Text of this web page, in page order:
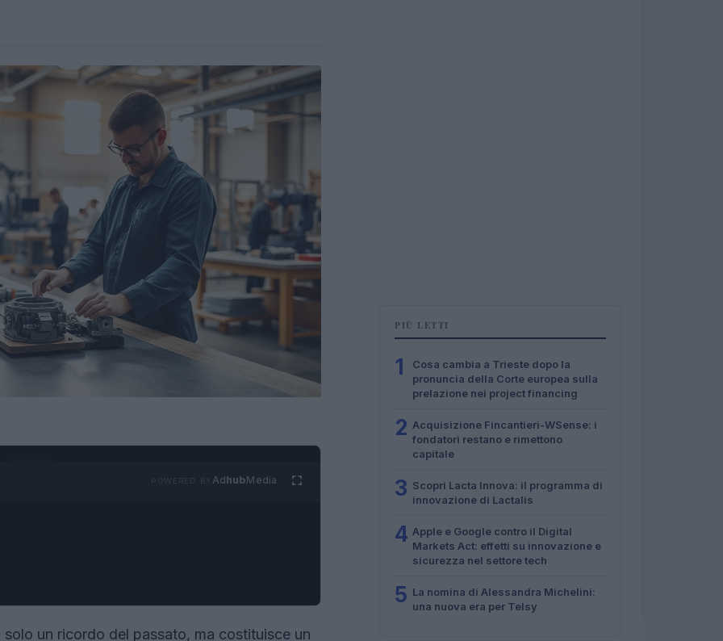
AdhubMedia
un ricordo del passato, ma costituisce un
PIÙ LETTI
1
Cosa cambia a Trieste dopo la
pronuncia della Corte europea sulla
prelazione nei project financing
2 Acquisizione Fincantieri-WSense: i
fondatori restano e rimettono
capitale
3 Scopri Lacta Innova: il programma di
innovazione di Lactalis
4 Apple e Google contro il Digital
Markets Act: effetti su innovazione e
sicurezza nel settore tech
5 La nomina di Alessandra Michelini:
una nuova era per Telsy